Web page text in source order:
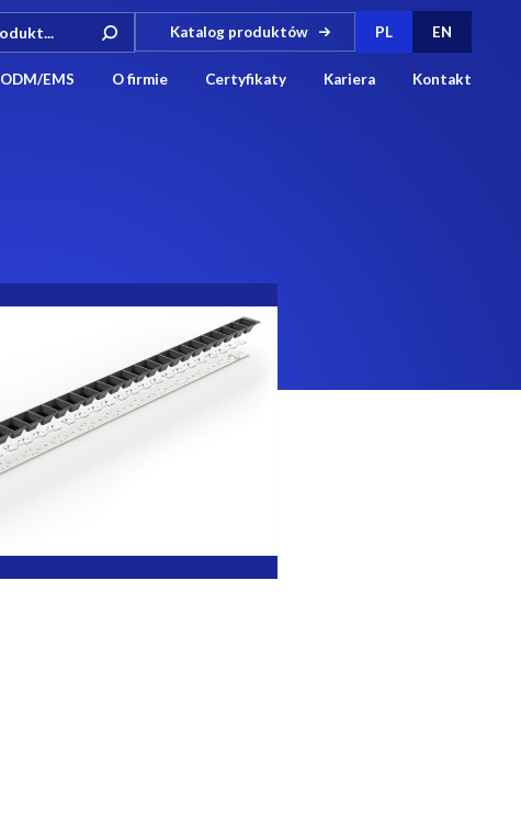
Katalog produktów PL EN
ODM/EMS O firmie Certyfikaty Kariera Kontakt